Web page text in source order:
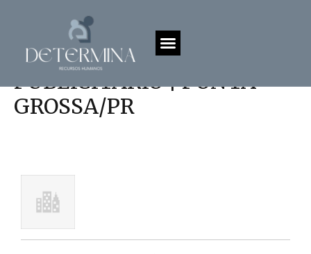
VAGA: ATENDENTE
PUBLICITÁRIO | PONTA
GROSSA/PR